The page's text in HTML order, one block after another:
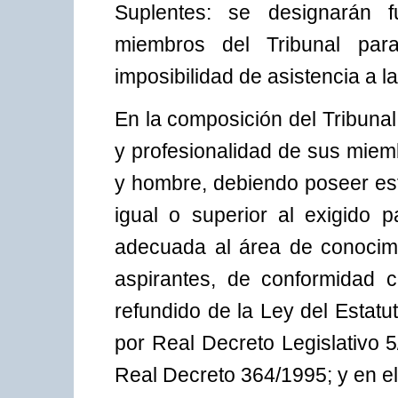
Suplentes: se designarán
miembros del Tribunal
imposibilidad de asistencia a
En la composición del
y profesionalidad de sus
y hombre, debiendo poseer
igual o superior al exigido
adecuada al área de
aspirantes, de conformidad
refundido de la Ley del
por Real Decreto Legislativo
Real Decreto 364/1995; y en